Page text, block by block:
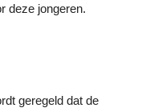
deze jongeren.
geregeld dat de